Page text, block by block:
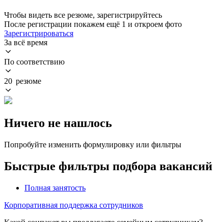
Чтобы видеть все резюме, зарегистрируйтесь
После регистрации покажем ещё 1 и откроем фото
Зарегистрироваться
За всё время
По соответствию
20 резюме
Ничего не нашлось
Попробуйте изменить формулировку или фильтры
Быстрые фильтры подбора вакансий
Полная занятость
Корпоративная поддержка сотрудников